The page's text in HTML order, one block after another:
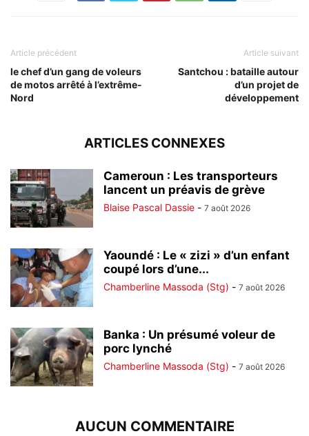
Article précédent
le chef d’un gang de voleurs
de motos arrêté à l’extrême-
Nord
Article suivant
Santchou : bataille autour
d’un projet de
développement
ARTICLES CONNEXES
Cameroun : Les transporteurs
lancent un préavis de grève
Blaise Pascal Dassie - 7 août 2026
Yaoundé : Le « zizi » d’un enfant
coupé lors d’une...
Chamberline Massoda (Stg) - 7 août 2026
Banka : Un présumé voleur de
porc lynché
Chamberline Massoda (Stg) - 7 août 2026
AUCUN COMMENTAIRE